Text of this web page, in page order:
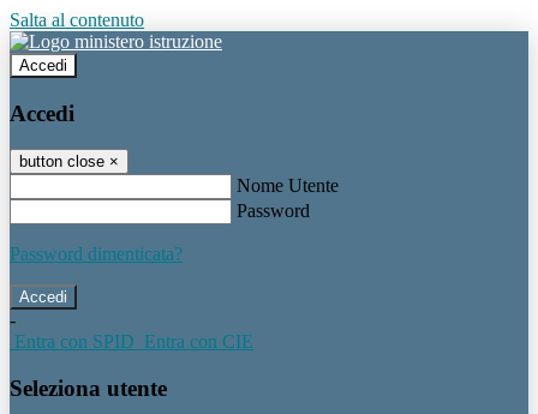
Salta al contenuto
Accedi
Accedi
button close ×
Nome Utente
Password
Password dimenticata?
-
Entra con SPID Entra con CIE
Seleziona utente